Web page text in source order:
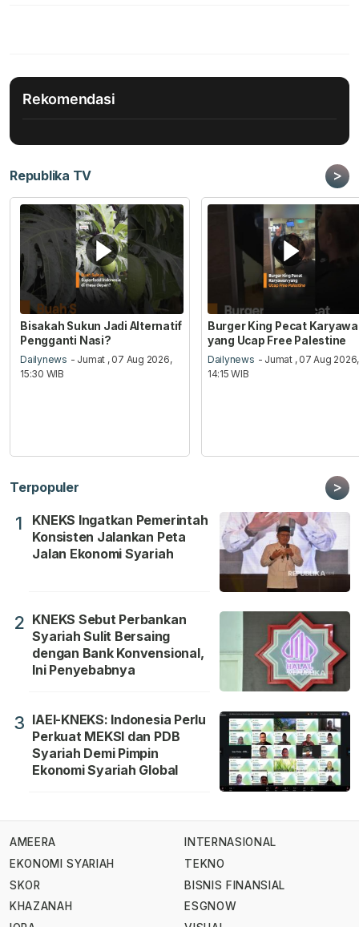
Rekomendasi
Republika TV >
Bisakah Sukun Jadi Alternatif
Pengganti Nasi?
Dailynews - Jumat , 07 Aug 2026,
15:30 WIB
Burger King Pecat
yang Ucap Free Palestine
Dailynews - Jumat , 07 Aug 2026,
14:15 WIB
Terpopuler >
1
KNEKS Ingatkan Pemerintah
Konsisten Jalankan Peta
Jalan Ekonomi Syariah
2 KNEKS Sebut Perbankan
Syariah Sulit Bersaing
dengan Bank Konvensional,
Ini Penyebabnya
3 IAEI-KNEKS: Indonesia Perlu
Perkuat MEKSI dan PDB
Syariah Demi Pimpin
Ekonomi Syariah Global
AMEERA
EKONOMI SYARIAH
SKOR
KHAZANAH
INTERNASIONAL
TEKNO
BISNIS FINANSIAL
ESGNOW